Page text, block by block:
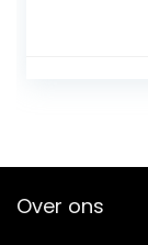
Over ons